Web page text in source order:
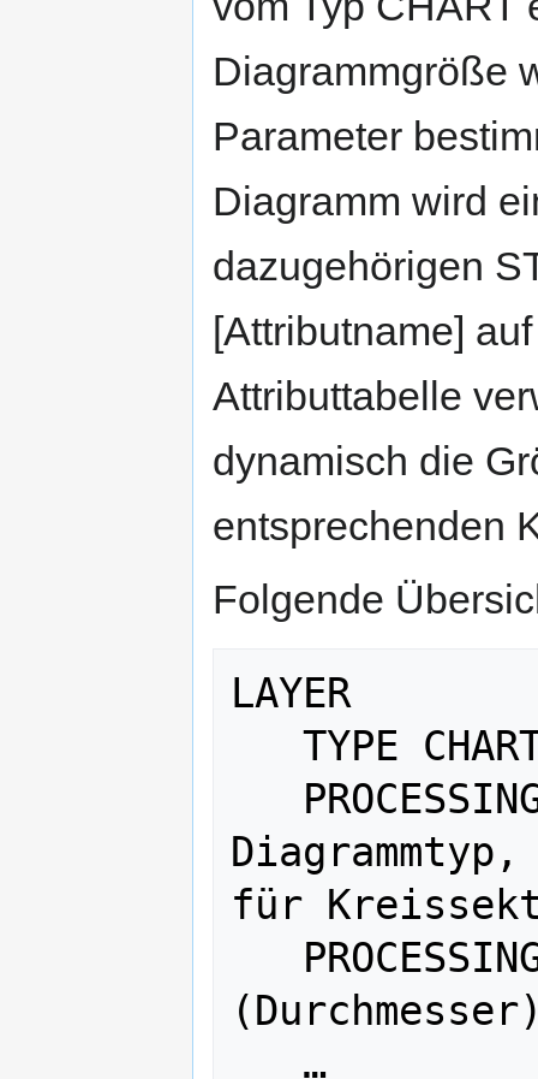
Diagrammgröße
Parameter
Diagramm wird
dazugehörigen
[Attributname]
Attributtabelle
dynamisch die
entsprechenden
Folgende
LAYER
für